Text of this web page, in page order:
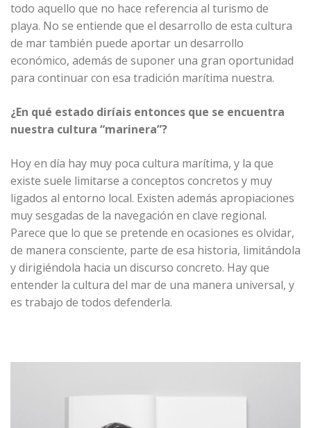
todo aquello que no hace referencia al turismo de
playa. No se entiende que el desarrollo de esta cultura
de mar también puede aportar un desarrollo
económico, además de suponer una gran oportunidad
para continuar con esa tradición marítima nuestra.
¿En qué estado diríais entonces que se encuentra
nuestra cultura “marinera”?
Hoy en día hay muy poca cultura marítima, y la que
existe suele limitarse a conceptos concretos y muy
ligados al entorno local. Existen además apropiaciones
muy sesgadas de la navegación en clave regional.
Parece que lo que se pretende en ocasiones es olvidar,
de manera consciente, parte de esa historia, limitándola
y dirigiéndola hacia un discurso concreto. Hay que
entender la cultura del mar de una manera universal, y
es trabajo de todos defenderla.